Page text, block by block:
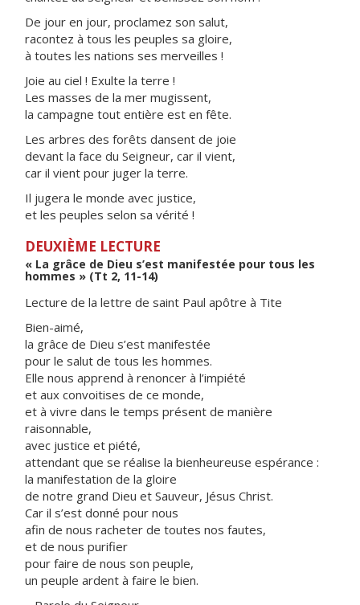
De jour en jour, proclamez son salut,
racontez à tous les peuples sa gloire,
à toutes les nations ses merveilles !
Joie au ciel ! Exulte la terre !
Les masses de la mer mugissent,
la campagne tout entière est en fête.
Les arbres des forêts dansent de joie
devant la face du Seigneur, car il vient,
car il vient pour juger la terre.
Il jugera le monde avec justice,
et les peuples selon sa vérité !
DEUXIÈME LECTURE
« La grâce de Dieu s’est manifestée pour tous les
hommes » (Tt 2, 11-14)
Lecture de la lettre de saint Paul apôtre à Tite
Bien-aimé,
la grâce de Dieu s’est manifestée
pour le salut de tous les hommes.
Elle nous apprend à renoncer à l’impiété
et aux convoitises de ce monde,
et à vivre dans le temps présent de manière
raisonnable,
avec justice et piété,
attendant que se réalise la bienheureuse espérance :
la manifestation de la gloire
de notre grand Dieu et Sauveur, Jésus Christ.
Car il s’est donné pour nous
afin de nous racheter de toutes nos fautes,
et de nous purifier
pour faire de nous son peuple,
un peuple ardent à faire le bien.